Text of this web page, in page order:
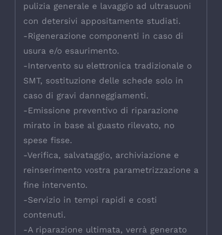
pulizia generale e lavaggio ad ultrasuoni
con detersivi appositamente studiati.
-Rigenerazione componenti in caso di
usura e/o esaurimento.
-Intervento su elettronica tradizionale o
SMT, sostituzione delle schede solo in
caso di gravi danneggiamenti.
-Emissione preventivo di riparazione
mirato in base al guasto rilevato, no
spese fisse.
-Verifica, salvataggio, archiviazione e
reinserimento vostra parametrizzazione a
fine intervento.
-Servizio in tempi rapidi e costi
contenuti.
-A riparazione ultimata, verrà generato